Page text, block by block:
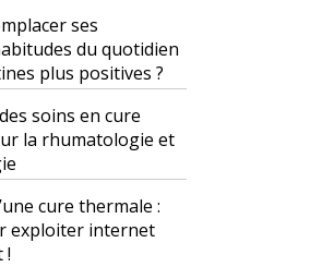
ses
du quotidien
plus positives ?
soins en cure
la rhumatologie et
cure thermale :
exploiter internet
!